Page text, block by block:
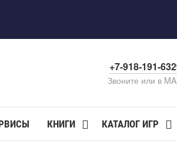
+7-918-191-
Звоните или в
КНИГИ КАТАЛОГ ИГР